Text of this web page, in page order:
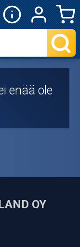
enää ole
OY